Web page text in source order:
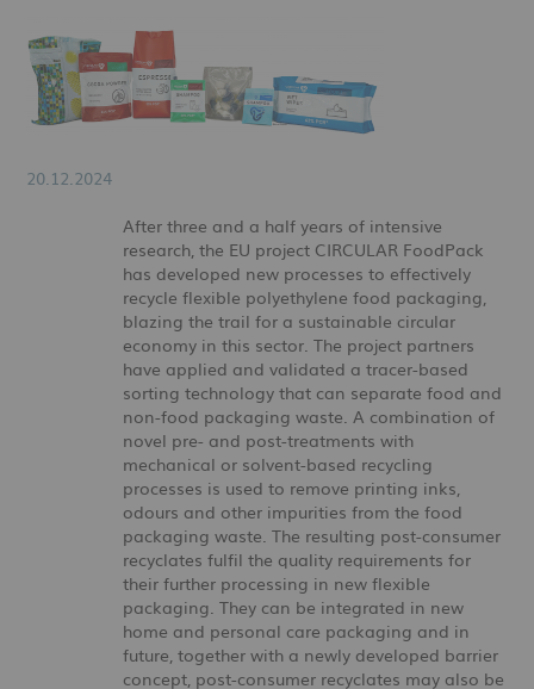
20.12.2024
After three and a half years of intensive
research, the EU project CIRCULAR FoodPack
has developed new processes to effectively
recycle flexible polyethylene food packaging,
blazing the trail for a sustainable circular
economy in this sector. The project partners
have applied and validated a tracer-based
sorting technology that can separate food and
non-food packaging waste. A combination of
novel pre- and post-treatments with
mechanical or solvent-based recycling
processes is used to remove printing inks,
odours and other impurities from the food
packaging waste. The resulting post-consumer
recyclates fulfil the quality requirements for
their further processing in new flexible
packaging. They can be integrated in new
home and personal care packaging and in
future, together with a newly developed barrier
concept, post-consumer recyclates may also be